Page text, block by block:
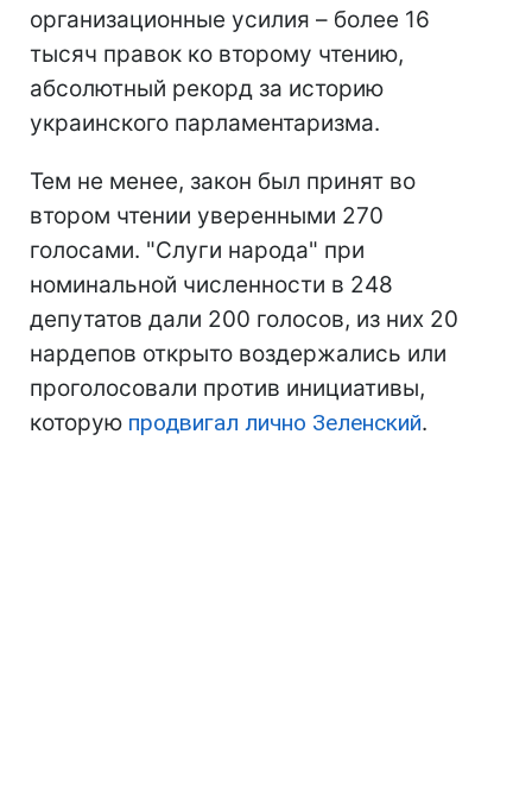
организационные усилия – более 16
тысяч правок ко второму чтению,
абсолютный рекорд за историю
украинского парламентаризма.
Тем не менее, закон был принят во
втором чтении уверенными 270
голосами. "Слуги народа" при
номинальной численности в 248
депутатов дали 200 голосов, из них 20
нардепов открыто воздержались или
проголосовали против инициативы,
которую продвигал лично Зеленский.